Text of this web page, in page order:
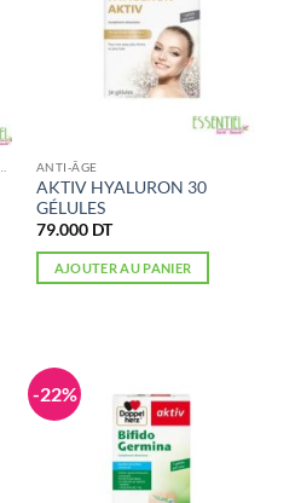
ANTI-ÂGE
AKTIV HYALURON 30
GÉLULES
79.000 DT
AJOUTER AU PANIER
-22%